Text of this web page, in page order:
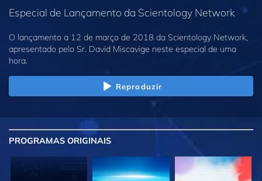
Especial de Lançamento da Scientology Network
O lançamento a 12 de março de 2018 da Scientology Network,
apresentado pelo Sr. David Miscavige neste especial de uma
hora.
Reproduzir
PROGRAMAS ORIGINAIS